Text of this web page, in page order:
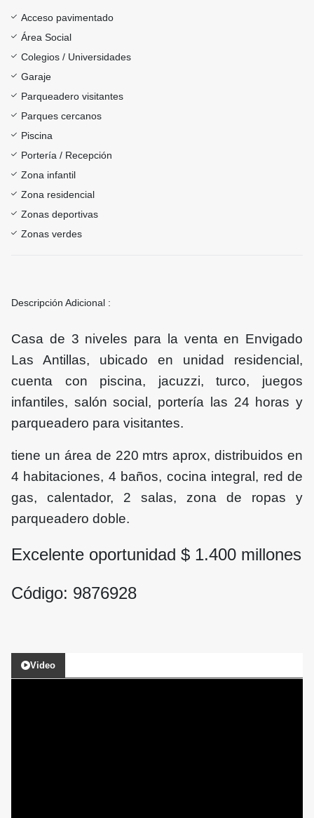
Acceso pavimentado
Área Social
Colegios / Universidades
Garaje
Parqueadero visitantes
Parques cercanos
Piscina
Portería / Recepción
Zona infantil
Zona residencial
Zonas deportivas
Zonas verdes
Descripción Adicional :
Casa de 3 niveles para la venta en Envigado
Las Antillas, ubicado en unidad residencial,
cuenta con piscina, jacuzzi, turco, juegos
infantiles, salón social, portería las 24 horas y
parqueadero para visitantes.
tiene un área de 220 mtrs aprox, distribuidos en
4 habitaciones, 4 baños, cocina integral, red de
gas, calentador, 2 salas, zona de ropas y
parqueadero doble.
Excelente oportunidad $ 1.400 millones
Código: 9876928
Video